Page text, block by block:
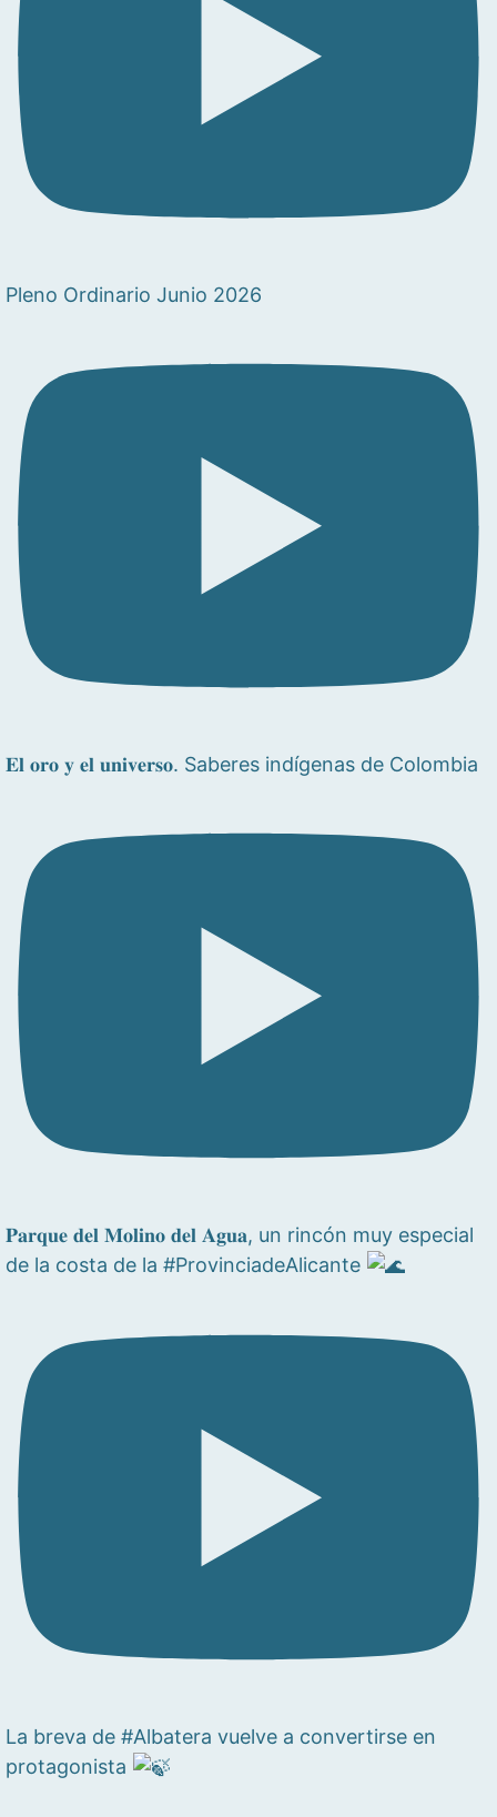
Pleno Ordinario Junio 2026
𝐄𝐥 𝐨𝐫𝐨 𝐲 𝐞𝐥 𝐮𝐧𝐢𝐯𝐞𝐫𝐬𝐨. Saberes indígenas de Colombia
𝐏𝐚𝐫𝐪𝐮𝐞 𝐝𝐞𝐥 𝐌𝐨𝐥𝐢𝐧𝐨 𝐝𝐞𝐥 𝐀𝐠𝐮𝐚, un rincón muy especial
de la costa de la #ProvinciadeAlicante
La breva de #Albatera vuelve a convertirse en
protagonista